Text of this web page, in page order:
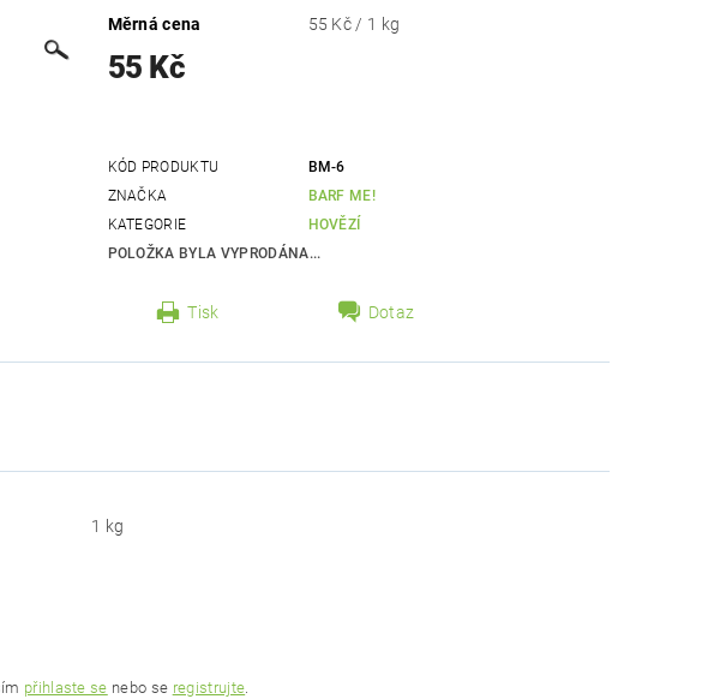
Měrná cena
55 Kč / 1 kg
55 Kč
KÓD PRODUKTU
BM-6
ZNAČKA
BARF ME!
KATEGORIE
HOVĚZÍ
POLOŽKA BYLA VYPRODÁNA...
Tisk Dotaz
1 kg
přihlaste se nebo se registrujte.